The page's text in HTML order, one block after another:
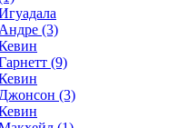
Андре (3)
(9)
Джонсон (3)